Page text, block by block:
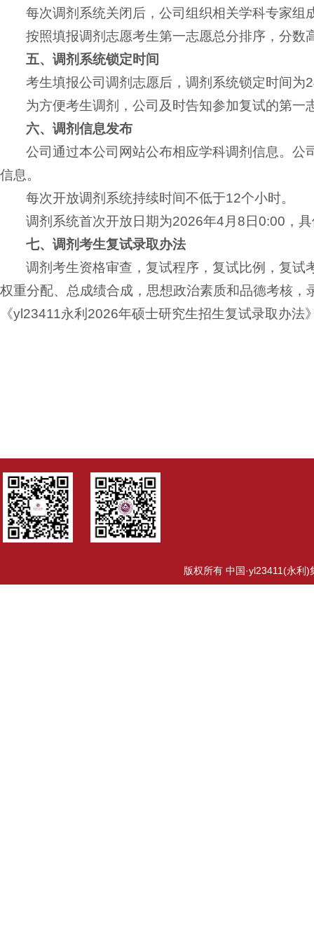
每次调剂系统关闭后，公司组织相关学科专家组
按照填报调剂志愿考生第一志愿总分排序，分数
五、调剂系统锁定时间
考生填报公司调剂志愿后，调剂系统锁定时间
为方便考生调剂，公司及时告知参加复试的第一
六、调剂信息发布
公司通过本公司网站公布相应学科调剂信息。
信息。
每次开放调剂系统持续时间不低于12个小时。
调剂系统首次开放日期为2026年4月8日0:00，
七、调剂考生复试录取办法
调剂考生资格审查，复试程序，复试比例，复
权重分配、总成绩合成，思想政治素质和品德考核
《yl23411永利2026年硕士研究生招生复试录取办法
版权所有 中国·yl23411(永